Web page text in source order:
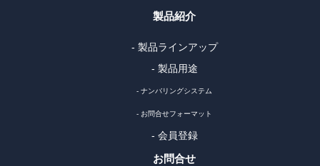
製品紹介
- 製品ラインアップ
- 製品用途
- ナンバリングシステム
- お問合せフォーマット
- 会員登録
お問合せ